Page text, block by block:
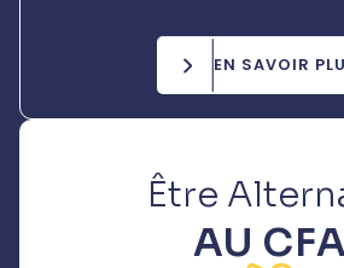
EN SAVOIR
Être
AU CFA